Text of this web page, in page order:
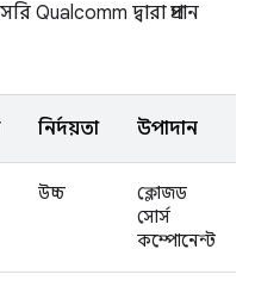
Qualcomm দ্বারা প্রদান
নির্দয়তা উপাদান
উচ্চ
ক্লোজড
সোর্স
কম্পোনেন্ট